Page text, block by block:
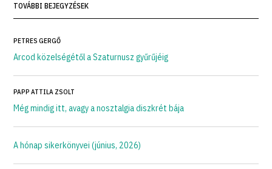
TOVÁBBI BEJEGYZÉSEK
PETRES GERGŐ
Arcod közelségétől a Szaturnusz gyűrűjéig
PAPP ATTILA ZSOLT
Még mindig itt, avagy a nosztalgia diszkrét bája
A hónap sikerkönyvei (június, 2026)